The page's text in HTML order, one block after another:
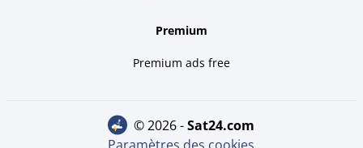
Premium
Premium ads free
© 2026 - sat24.com